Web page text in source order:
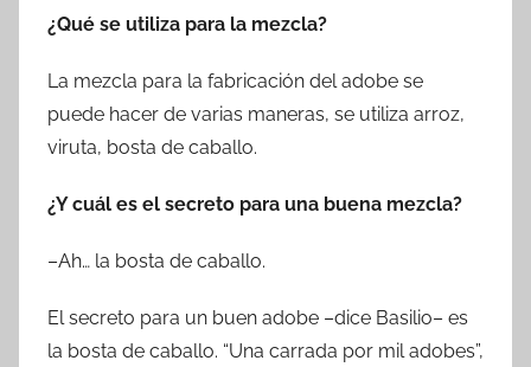
¿Qué se utiliza para la mezcla?
La mezcla para la fabricación del adobe se
puede hacer de varias maneras, se utiliza arroz,
viruta, bosta de caballo.
¿Y cuál es el secreto para una buena mezcla?
–Ah… la bosta de caballo.
El secreto para un buen adobe –dice Basilio– es
la bosta de caballo. “Una carrada por mil adobes”,